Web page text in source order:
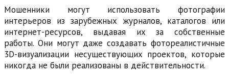
Мошенники могут использовать фотографии
интерьеров из зарубежных журналов, каталогов или
интернет-ресурсов, выдавая их за собственные
работы. Они могут даже создавать фотореалистичные
3D-визуализации несуществующих проектов, которые
никогда не были реализованы в действительности.